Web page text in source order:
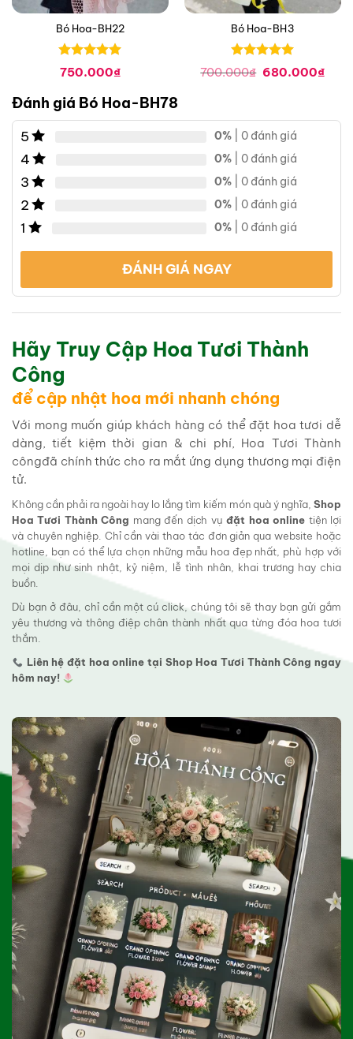
Bó Hoa-BH22
Được xếp
hạng0 5
750.000₫
Bó Hoa-BH3
Được xếp
hạng
05
700.000₫ Giá
680.000₫Giá
Đánh giá Bó Hoa-BH78
5 0% | 0 đánh giá
4 0% | 0 đánh giá
3 0% | 0 đánh giá
2 0% | 0 đánh giá
1 0% | 0 đánh giá
ĐÁNH GIÁ NGAY
Hãy Truy Cập Hoa Tươi Thành
Công
để cập nhật hoa mới nhanh chóng
Với mong muốn giúp khách hàng có thể đặt hoa tươi dễ
dàng, tiết kiệm thời gian & chi phí, Hoa Tươi Thành
côngđã chính thức cho ra mắt ứng dụng thương mại điện
tử.
Không cần phải ra ngoài hay lo lắng tìm kiếm món quà ý nghĩa, Shop
Hoa Tươi Thành Công mang đến dịch vụđặt hoa online tiện lợi
và chuyên nghiệp. Chỉ cần vài thao tác đơn giản qua website hoặc
hotline, bạn có thể lựa chọn những mẫu hoa đẹp nhất, phù hợp với
mọi dịp như sinh nhật, kỷ niệm, lễ tình nhân, khai trương hay chia
buồn.
Dù bạn ở đâu, chỉ cần một cú click, chúng tôi sẽ thay bạn gửi gắm
yêu thương và thông điệp chân thành nhất qua từng đóa hoa tươi
thắm.
Liên hệ đặt hoa online tại Shop Hoa Tươi Thành Công ngay
hôm nay!